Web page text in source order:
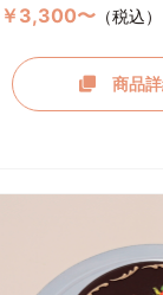
￥3,300〜 （税込）
商品詳